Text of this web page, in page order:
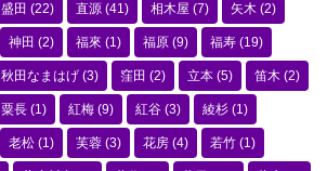
盛田 (22) 直源 (41) 相木屋 (7) 矢木 (2)
神田 (2) 福來 (1) 福原 (9) 福寿 (19)
秋田なまはげ (3) 窪田 (2) 立本 (5) 笛木 (2)
粟長 (1) 紅梅 (9) 紅谷 (3) 綾杉 (1)
老松 (1) 芙蓉 (3) 花房 (4) 若竹 (1)